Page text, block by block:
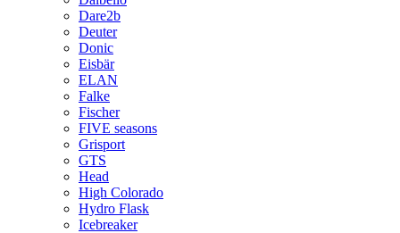
Dare2b
Deuter
Donic
Eisbär
ELAN
Falke
Fischer
FIVE seasons
Grisport
GTS
Head
High Colorado
Hydro Flask
Icebreaker